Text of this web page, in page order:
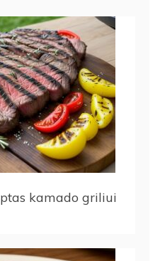
kamado griliui